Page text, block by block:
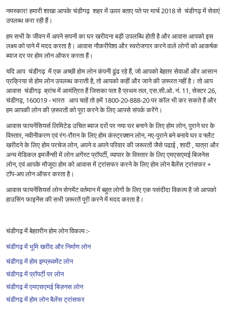
नमस्कार! हमारी शाखा आपके चंडीगढ़ शहर में ऊपर बताए पते पर मार्च 2018 से चंडीगढ़ में सेवाएं
उपलब्ध करा रही हैं।
हम सभी के जीवन में अपने सपनों का घर खरीदना बड़ी उपलब्धि होती है और आवास आपको इस
लक्ष्य को पाने में मदद करता है। आवास नौकरीपेशा और स्वरोजगार करने वाले लोगों को आकर्षक
ब्याज दर पर होम लोन ऑफर करता हैं।
यदि आप चंडीगढ़ में एक अच्छी होम लोन कंपनी ढूंढ रहे हैं, जो आपको बेहतर सेवाओं और आसान
प्रक्रिया से होम लोन उपलब्ध कराती है, तो आपको कहीं और जाने की ज़रूरत नहीं है। तो आप
आवास चंडीगढ़ ब्रांच में आमंत्रित हैं जिसका पता है प्रथम तल, एस.सी.ओ. नं. 11, सेक्टर 26,
चंडीगढ़, 160019 - भारत आप चाहें तो हमें 1800-20-888-20 पर कॉल भी कर सकते हैं और
हम आपकी लोन की ज़रूरतों को पूरा करने के लिए आपसे संपर्क करेंगे।
आवास फायनेंसियर्स लिमिटेड उचित ब्याज दरों पर नया घर बनाने के लिए होम लोन, पुराने घर के
विस्तार, नवीनीकरण एवं रंग-रौग़न के लिए होम कंस्ट्रक्शन लोन, नए-पुराने बने बनाये घर व फ्लैट
खरीदने के लिए होम परचेज लोन, अपने व अपने परिवार की जरूरतों जैसे पढाई , शादी , यात्रा और
अन्य मेडिकल इमर्जेन्सी में लोन अगेंस्ट प्रॉपर्टी, व्यापार के विस्तार के लिए एमएसएमई बिजनेस
लोन, एवं आपके मौजूदा होम को आवास में ट्रांसफर करने के लिए होम लोन बैलेंस ट्रांसफर +
टॉप-अप लोन ऑफर करता है।
आवास फायनेंसियर्स लोन सेगमेंट वर्तमान में बहुत लोगों के लिए एक पसंदीदा विकल्प है जो आपको
हाउसिंग फाइनेंस की सभी ज़रूरतें पूरी करने में मदद करता है।
चंडीगढ़ में बेहतरीन होम लोन विकल्प :-
चंडीगढ़ में भूमि खरीद और निर्माण लोन
चंडीगढ़ में होम इम्प्रूवमेंट लोन
चंडीगढ़ में प्रॉपर्टी पर लोन
चंडीगढ़ में एमएसएमई बिज़नस लोन
चंडीगढ़ में होम लोन बैलेंस ट्रांसफर